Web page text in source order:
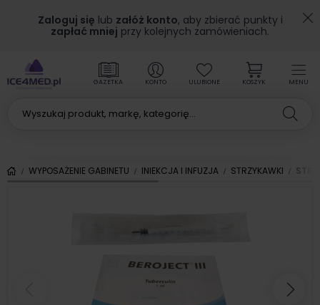
Zaloguj się lub załóż konto, aby zbierać punkty i
zapłać mniej przy kolejnych zamówieniach.
MENU
GAZETKA KONTO ULUBIONE KOSZYK
WYPOSAŻENIE GABINETU INIEKCJA I INFUZJA STRZYKAWKI
Poprzedni